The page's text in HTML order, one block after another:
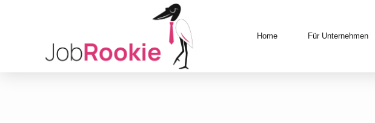
Home Für Unternehmen